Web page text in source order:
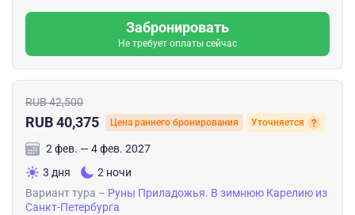
Забронировать
Не требует оплаты сейчас
RUB 42,500
RUB 40,375 Цена раннего бронирования Уточняется
2 фев. — 4 фев. 2027
3 дня
2 ночи
Вариант тура – Руны Приладожья. В зимнюю Карелию из
Санкт-Петербурга